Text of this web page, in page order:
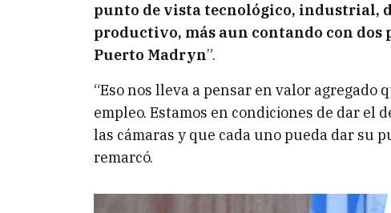
punto de vista tecnológico, industrial,
productivo, más aun contando con dos
Puerto Madryn”.
“Eso nos lleva a pensar en valor
empleo. Estamos en condiciones de dar el
las cámaras y que cada uno pueda dar su
remarcó.